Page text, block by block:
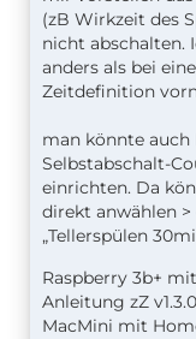
(zB Wirkzeit des
nicht abschalten.
anders als bei
Zeitdefinition
man könnte
Selbstabschalt-
einrichten. Da
direkt anwählen
„Tellerspülen
Raspberry 3b+
Anleitung zZ v1.3.0
MacMini mit